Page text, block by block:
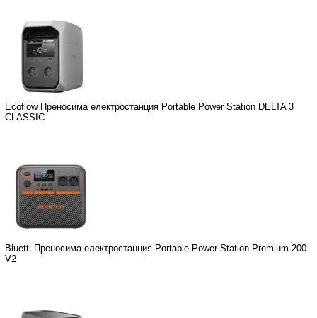
Ecoflow Преносима електростанция Portable Power Station DELTA 3
CLASSIC
Bluetti Преносима електростанция Portable Power Station Premium 200
V2